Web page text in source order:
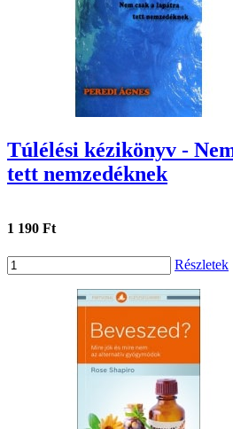
Túlélési kézikönyv -
tett nemzedéknek
1 190 Ft
Részletek